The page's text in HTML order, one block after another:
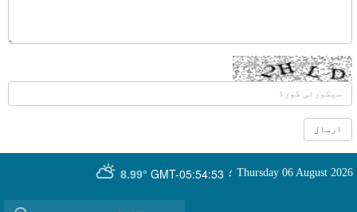
GMT-05:54:53
8.99° Thursday 06 August 2026 ؛